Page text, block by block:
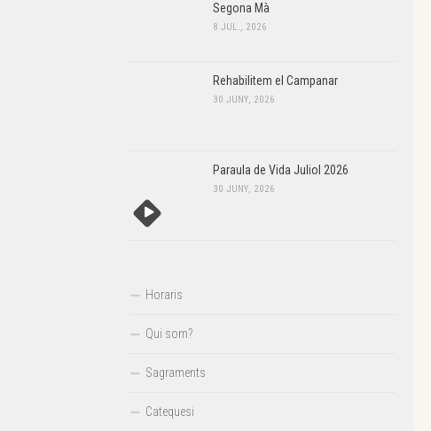
Segona Mà
8 JUL., 2026
Rehabilitem el Campanar
30 JUNY, 2026
Paraula de Vida Juliol 2026
30 JUNY, 2026
Horaris
Qui som?
Sagraments
Catequesi